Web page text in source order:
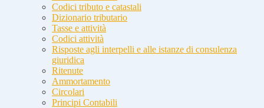
Codici tributo e catastali
Dizionario tributario
Tasse e attività
Codici attività
Risposte agli interpelli e alle istanze di consulenza
giuridica
Ritenute
Ammortamento
Circolari
Principi Contabili